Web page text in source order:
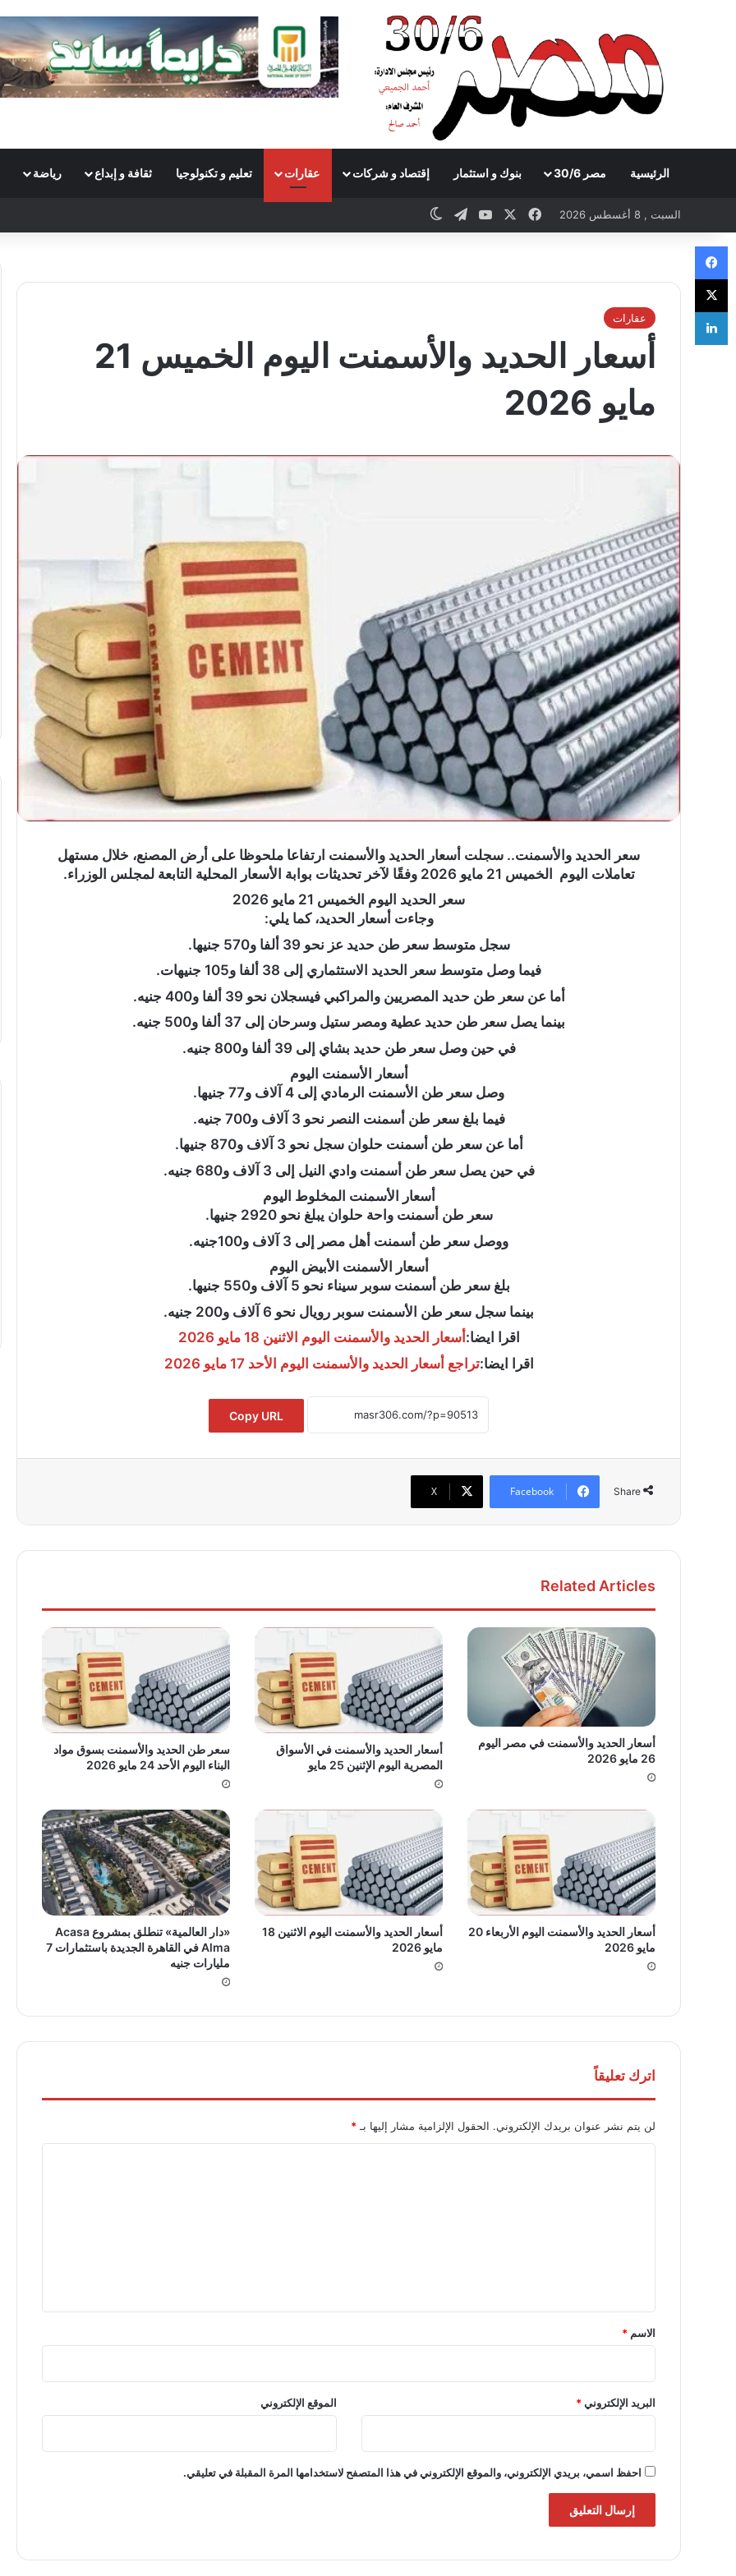
الرئيسية مصر 30/6 بنوك و استثمار إقتصاد و شركات عقارات تعليم و تكنولوجيا ثقافة و إبداع رياضة
السبت , 8 أغسطس 2026 Facebook
YouTube
Telegram
عقارات
أسعار الحديد والأسمنت اليوم الخميس 21
مايو 2026
سعر الحديد والأسمنت.. سجلت أسعار الحديد والأسمنت ارتفاعا ملحوظا على أرض المصنع، خلال مستهل
تعاملات اليوم الخميس 21 مايو 2026 وفقًا لآخر تحديثات بوابة الأسعار المحلية التابعة لمجلس الوزراء.
سعر الحديد اليوم الخميس 21 مايو 2026
وجاءت أسعار الحديد، كما يلي:
سجل متوسط سعر طن حديد عز نحو 39 ألفا و570 جنيها.
فيما وصل متوسط سعر الحديد الاستثماري إلى 38 ألفا و105 جنيهات.
أما عن سعر طن حديد المصريين والمراكبي فيسجلان نحو 39 ألفا و400 جنيه.
بينما يصل سعر طن حديد عطية ومصر ستيل وسرحان إلى 37 ألفا و500 جنيه.
في حين وصل سعر طن حديد بشاي إلى 39 ألفا و800 جنيه.
أسعار الأسمنت اليوم
وصل سعر طن الأسمنت الرمادي إلى 4 آلاف و77 جنيها.
فيما بلغ سعر طن أسمنت النصر نحو 3 آلاف و700 جنيه.
أما عن سعر طن أسمنت حلوان سجل نحو 3 آلاف و870 جنيها.
في حين يصل سعر طن أسمنت وادي النيل إلى 3 آلاف و680 جنيه.
أسعار الأسمنت المخلوط اليوم
سعر طن أسمنت واحة حلوان يبلغ نحو 2920 جنيها.
ووصل سعر طن أسمنت أهل مصر إلى 3 آلاف و100جنيه.
أسعار الأسمنت الأبيض اليوم
بلغ سعر طن أسمنت سوبر سيناء نحو 5 آلاف و550 جنيها.
بينما سجل سعر طن الأسمنت سوبر رويال نحو 6 آلاف و200 جنيه.
اقرا ايضا: أسعار الحديد والأسمنت اليوم الاثنين 18 مايو 2026
اقرا ايضا:تراجع أسعار الحديد والأسمنت اليوم الأحد 17 مايو 2026
Copy URL
Share
Facebook
X
Related Articles
أسعار الحديد والأسمنت في مصر اليوم
26 مايو 2026
أسعار الحديد والأسمنت في الأسواق
المصرية اليوم الإثنين 25 مايو
سعر طن الحديد والأسمنت بسوق مواد
البناء اليوم الأحد 24 مايو 2026
أسعار الحديد والأسمنت اليوم الأربعاء 20
مايو 2026
أسعار الحديد والأسمنت اليوم الاثنين 18
مايو 2026
«دار العالمية» تنطلق بمشروع Acasa
Alma في القاهرة الجديدة باستثمارات 7
مليارات جنيه
اترك تعليقاً
لن يتم نشر عنوان بريدك الإلكتروني. الحقول الإلزامية مشار إليها بـ*
*
الاسم *
البريد الإلكتروني* الموقع الإلكتروني
احفظ اسمي، بريدي الإلكتروني، والموقع الإلكتروني في هذا المتصفح لاستخدامها المرة المقبلة في تعليقي.
حكم
وقوف
عليه
بعرفة؟
ما حكم وقوف النائم والمغمى عليه
بعرفة؟
تهنئة
بعيد
ميلاد”
سيليا
وائل”
تهنئة بعيد ميلاد” سيليا أحمد وائل” ..
لواء
دكتور
يكتب
:ملفات
السرية..
كيف
راقبت
واشنطن
ثورة
يوليو
بخطوة؟
لواء دكتور “سمير فرج” يكتب :ملفات
الـCIA السرية.. كيف راقبت واشنطن ثورة
يوليو خطوة بخطوة؟
“عبدالحليم
قنديل”
“ترامب”
فى
.. “عبدالحليم قنديل” يكتب: هزيمة “ترامب”
فى مفاوضات إيران ..
Facebook
X
LinkedIn